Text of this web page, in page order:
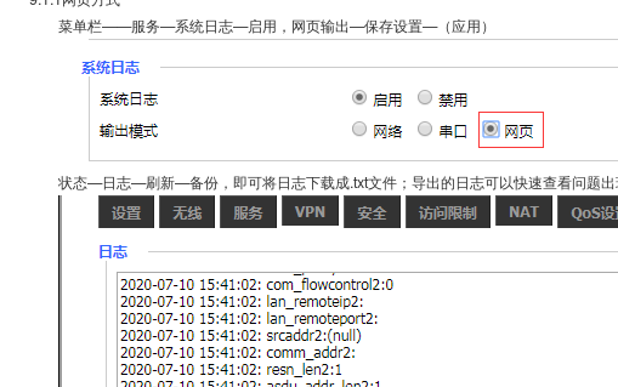
菜单栏——服务—系统日志—启用，网页输出—保存设置—（应用）
状态—日志—刷新—备份，即可将日志下载成.txt文件；导出的日志可以快速查看问题